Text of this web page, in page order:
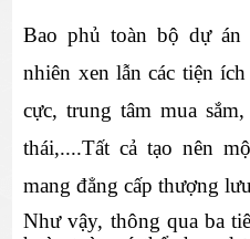
Bao phủ toàn bộ dự
nhiên xen lẫn các tiện
cực, trung tâm mua
thái,....Tất cả tạo nên
mang đẳng cấp thượng
Như vậy, thông qua ba